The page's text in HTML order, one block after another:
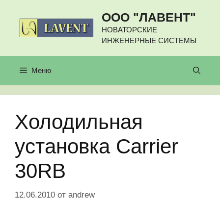
содержимому
ООО "ЛАВЕНТ"
НОВАТОРСКИЕ
ИНЖЕНЕРНЫЕ СИСТЕМЫ
Меню
Холодильная
установка Carrier
30RB
12.06.2010 от andrew